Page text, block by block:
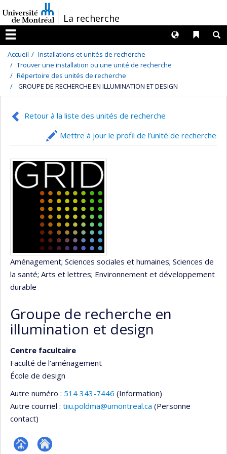
au
contenu
/La recherche
Menu
Liens
Langues
Accueil
Installations et unités de recherche
Trouver une installation ou une unité de recherche
Répertoire des unités de recherche
GROUPE DE RECHERCHE EN ILLUMINATION ET DESIGN
Retour à la liste des unités de recherche
Mettre à jour le profil de l’unité de recherche
Aménagement; Sciences sociales et humaines; Sciences de
la santé; Arts et lettres; Environnement et développement
durable
Groupe de recherche en
illumination et design
Centre facultaire
Faculté de l'aménagement
École de design
Autre numéro : 514 343-7446 (Information)
Autre courriel : tiiu.poldma@umontreal.ca (Personne
contact)